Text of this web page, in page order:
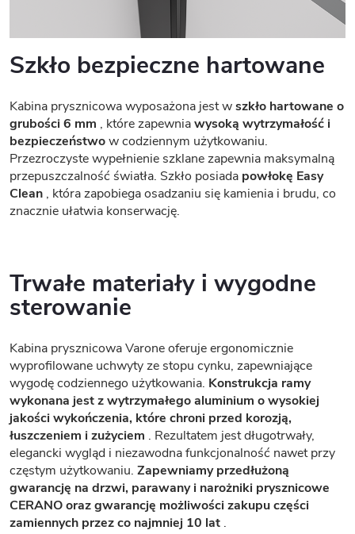
Szkło bezpieczne hartowane
Kabina prysznicowa wyposażona jest wszkło hartowane o
grubości 6 mm , które zapewniawysoką wytrzymałość i
bezpieczeństwow codziennym użytkowaniu.
Przezroczyste wypełnienie szklane zapewnia maksymalną
przepuszczalność światła. Szkło posiada powłokę Easy
Clean , która zapobiega osadzaniu się kamienia i brudu, co
znacznie ułatwia konserwację.
Trwałe materiały i wygodne
sterowanie
Kabina prysznicowa Varone oferuje ergonomicznie
wyprofilowane uchwyty ze stopu cynku, zapewniające
wygodę codziennego użytkowania. Konstrukcja ramy
wykonana jest z wytrzymałego aluminium o wysokiej
jakości wykończenia, które chroni przed korozją,
łuszczeniem i zużyciem . Rezultatem jest długotrwały,
elegancki wygląd i niezawodna funkcjonalność nawet przy
częstym użytkowaniu. Zapewniamy przedłużoną
gwarancję na drzwi, parawany i narożniki prysznicowe
CERANO oraz gwarancję możliwości zakupu części
zamiennych przez co najmniej 10 lat .